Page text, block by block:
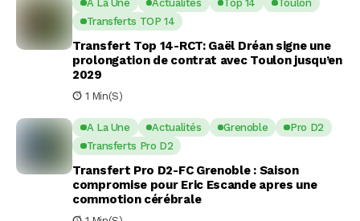
A La Une Actualités Top 14
Toulon
Transferts TOP 14
Transfert Top 14-RCT: Gaël Dréan signe une
prolongation de contrat avec Toulon jusqu’en
2029
1 Min(s)
A La Une Actualités Grenoble
Pro D2
Transferts Pro D2
Transfert Pro D2-FC Grenoble : Saison
compromise pour Eric Escande apres une
commotion cérébrale